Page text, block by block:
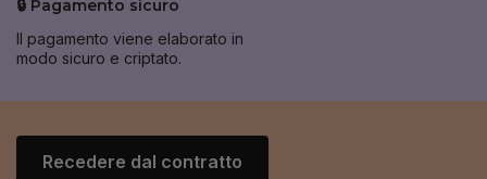
🔒 Pagamento sicuro
Il pagamento viene elaborato in
modo sicuro e criptato.
Recedere dal contratto